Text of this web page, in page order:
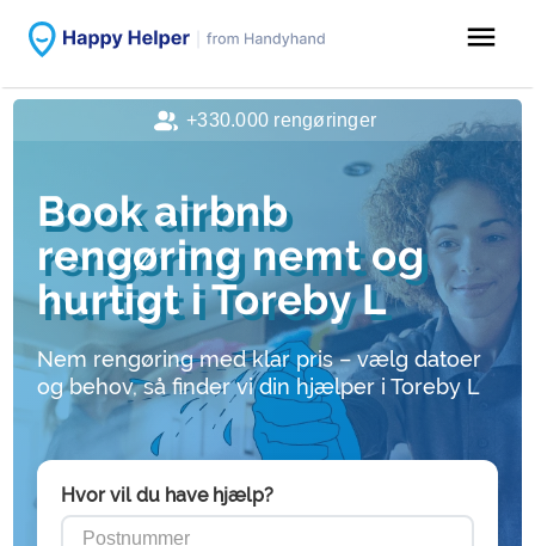
menu
Book airbnb
rengøring nemt og
hurtigt i Toreby L
Nem rengøring med klar pris – vælg datoer
og behov, så finder vi din hjælper i Toreby L
Hvor vil du have hjælp?
+330.000 rengøringer